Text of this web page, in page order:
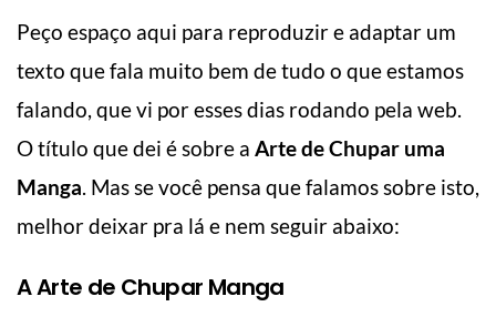
Peço espaço aqui para reproduzir e adaptar um
texto que fala muito bem de tudo o que estamos
falando, que vi por esses dias rodando pela web.
O título que dei é sobre a Arte de Chupar uma
Manga. Mas se você pensa que falamos sobre isto,
melhor deixar pra lá e nem seguir abaixo:
A Arte de Chupar Manga